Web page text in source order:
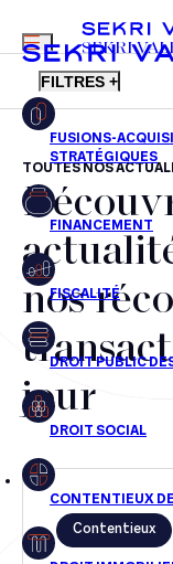
FR EN
MENU
SEKRI
FILTRES +
Fusions-
Financement
Fiscalité
Droit public des
Droit social
Droit immobilier
Restructuring
TOUTES NOS
nos
jour
Contentieux